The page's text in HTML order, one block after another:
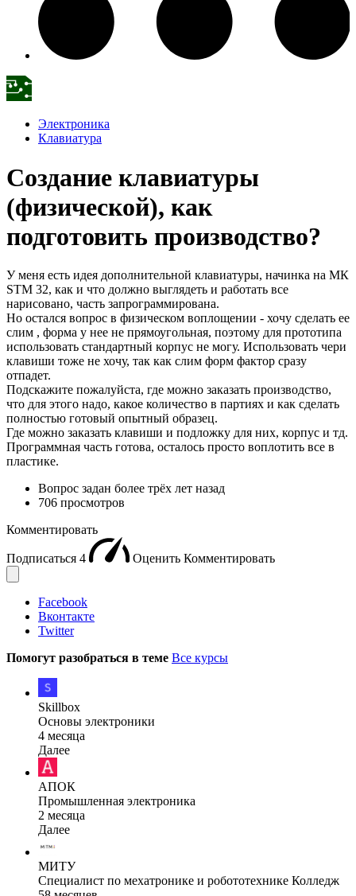
Электроника
Клавиатура
Создание клавиатуры
(физической), как
подготовить производство?
У меня есть идея дополнительной клавиатуры, начинка на МК
STM 32, как и что должно выглядеть и работать все
нарисовано, часть запрограммирована.
Но остался вопрос в физическом воплощении - хочу сделать ее
слим , форма у нее не прямоугольная, поэтому для прототипа
использовать стандартный корпус не могу. Использовать чери
клавиши тоже не хочу, так как слим форм фактор сразу
отпадет.
Подскажите пожалуйста, где можно заказать производство,
что для этого надо, какое количество в партиях и как сделать
полностью готовый опытный образец.
Где можно заказать клавиши и подложку для них, корпус и тд.
Программная часть готова, осталось просто воплотить все в
пластике.
Вопрос задан более трёх лет назад
706 просмотров
Комментировать
Подписаться 4 Оценить Комментировать
Facebook
Вконтакте
Twitter
Помогут разобраться в теме Все курсы
Skillbox
Основы электроники
4 месяца
Далее
АПОК
Промышленная электроника
2 месяца
Далее
МИТУ
Специалист по мехатронике и робототехнике Колледж